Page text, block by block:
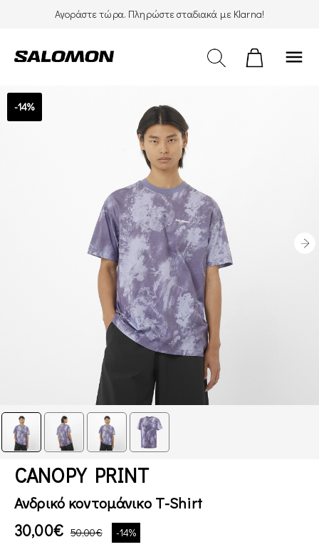
Αγοράστε τώρα. Πληρώστε σταδιακά με Klarna!
menu
-14%
CANOPY PRINT
Ανδρικό κοντομάνικο T-Shirt
30,00€ 50,00€ -14%